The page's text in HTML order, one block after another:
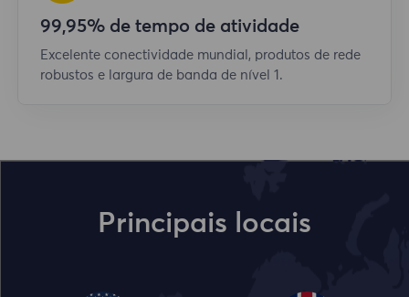
99,95% de tempo de atividade
Excelente conectividade mundial, produtos de rede
robustos e largura de banda de nível 1.
Principais locais